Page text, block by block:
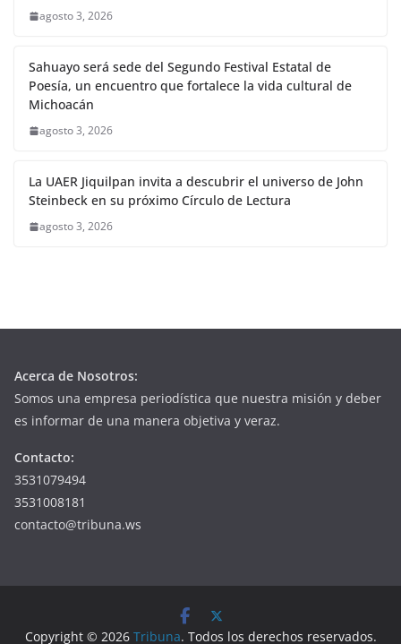
agosto 3, 2026
Sahuayo será sede del Segundo Festival Estatal de
Poesía, un encuentro que fortalece la vida cultural de
Michoacán
agosto 3, 2026
La UAER Jiquilpan invita a descubrir el universo de John
Steinbeck en su próximo Círculo de Lectura
agosto 3, 2026
Acerca de Nosotros:
Somos una empresa periodística que nuestra misión y deber
es informar de una manera objetiva y veraz.
Contacto:
3531079494
3531008181
contacto@tribuna.ws
Copyright © 2026 Tribuna. Todos los derechos reservados.